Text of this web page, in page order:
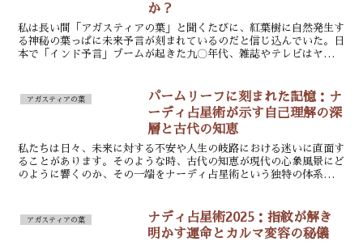
か？
私は長い間「アガスティアの葉」と聞くたびに、紅葉樹に自然発生す
る神秘の葉っぱに未来予言が刻まれているのだと信じ込んでいた。日
本で「インド予言」ブームが起きた九〇年代、雑誌やテレビはヤシの
アガスティアの葉
パームリーフに刻まれた記憶：ナ
ーディ占星術が示す自己理解の深
層と古代の知恵
私たちは日々、未来に対する不安や人生の岐路における迷いに直面す
ることがあります。そのような時、古代の知恵が現代の心象風景にど
のように響くのか、その一端をナーディ占星術という独特の体系から
アガスティアの葉
ナディ占星術2025：指紋が解き
明かす運命とカルマ変容の秘儀